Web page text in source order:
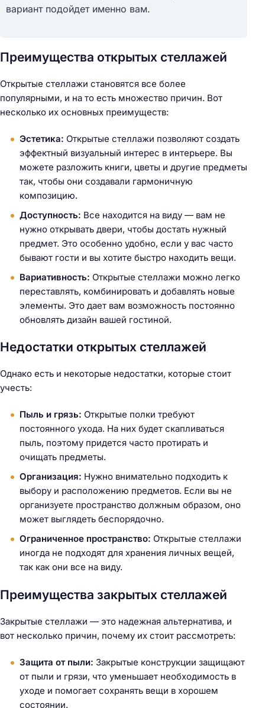
вариант подойдет именно вам.
Преимущества открытых стеллажей
Открытые стеллажи становятся все более
популярными, и на то есть множество причин. Вот
несколько их основных преимуществ:
Эстетика: Открытые стеллажи позволяют создать
эффектный визуальный интерес в интерьере. Вы
можете разложить книги, цветы и другие предметы
так, чтобы они создавали гармоничную
композицию.
Доступность: Все находится на виду — вам не
нужно открывать двери, чтобы достать нужный
предмет. Это особенно удобно, если у вас часто
бывают гости и вы хотите быстро находить вещи.
Вариативность: Открытые стеллажи можно легко
переставлять, комбинировать и добавлять новые
элементы. Это дает вам возможность постоянно
обновлять дизайн вашей гостиной.
Недостатки открытых стеллажей
Однако есть и некоторые недостатки, которые стоит
учесть:
Пыль и грязь: Открытые полки требуют
постоянного ухода. На них будет скапливаться
пыль, поэтому придется часто протирать и
очищать предметы.
Организация: Нужно внимательно подходить к
выбору и расположению предметов. Если вы не
организуете пространство должным образом, оно
может выглядеть беспорядочно.
Ограниченное пространство: Открытые стеллажи
иногда не подходят для хранения личных вещей,
так как они все на виду.
Преимущества закрытых стеллажей
Закрытые стеллажи — это надежная альтернатива, и
вот несколько причин, почему их стоит рассмотреть:
Защита от пыли: Закрытые конструкции защищают
от пыли и грязи, что уменьшает необходимость в
уходе и помогает сохранять вещи в хорошем
состоянии.